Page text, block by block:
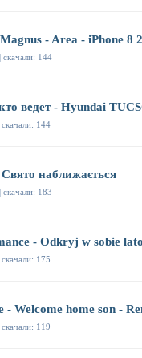
- Area - iPhone 8
скачали: 144
ведет - Hyundai
144
наближається
скачали: 183
- Odkryj w sobie
175
- Welcome home son -
119